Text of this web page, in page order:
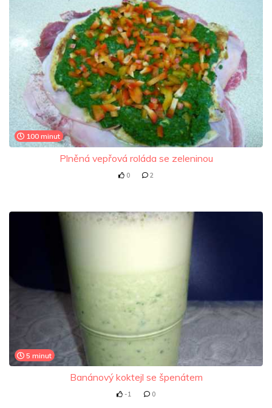
100 minut
Plněná vepřová roláda se zeleninou
0 2
5 minut
Banánový koktejl se špenátem
-1 0